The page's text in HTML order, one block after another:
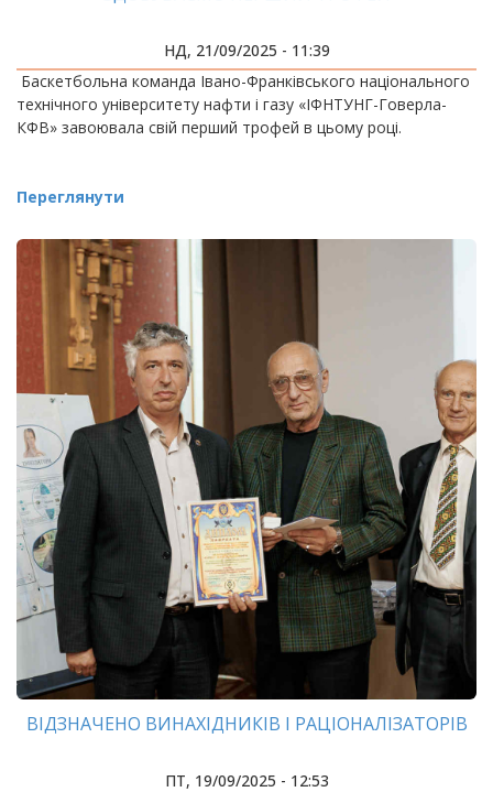
НД, 21/09/2025 - 11:39
Баскетбольна команда Івано-Франківського національного
технічного університету нафти і газу «ІФНТУНГ-Говерла-
КФВ» завоювала свій перший трофей в цьому році.
Переглянути
ВІДЗНАЧЕНО ВИНАХІДНИКІВ І РАЦІОНАЛІЗАТОРІВ
ПТ, 19/09/2025 - 12:53